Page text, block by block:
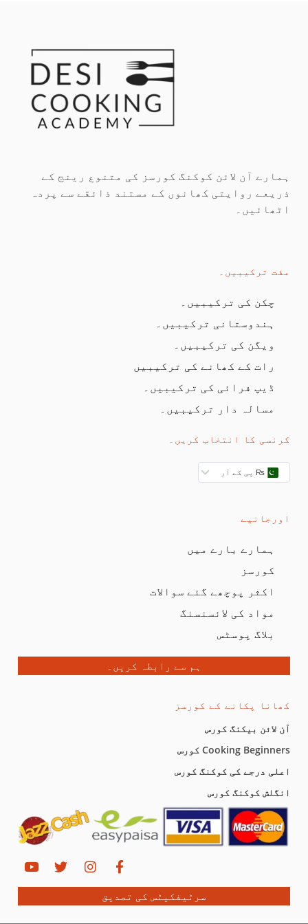
ہمارے آن لائن کوکنگ کورسز کی متنوع رینج کے
ذریعے روایتی کھانوں کے مستند ذائقے سے پردہ
اٹھائیں۔
مفت ترکیبیں۔
چکن کی ترکیبیں۔
ہندوستانی ترکیبیں۔
ویگن کی ترکیبیں۔
رات کے کھانے کی ترکیبیں
ڈیپ فرائی کی ترکیبیں۔
مسالہ دار ترکیبیں۔
کرنسی کا انتخاب کریں۔
₨ پی کے آر
اورجانیے
ہمارے بارے میں
کورسز
اکثر پوچھے گئے سوالات
مواد کی لائسنسنگ
بلاگ پوسٹس
ہم سے رابطہ کریں۔
کھانا پکانے کے کورسز
آن لائن بیکنگ کورس
Cooking Beginners کورس
اعلی درجے کی کوکنگ کورس
انگلش کوکنگ کورس
سرٹیفکیٹس کی تصدیق